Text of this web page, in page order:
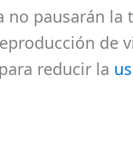
no pausarán
de
reducir la